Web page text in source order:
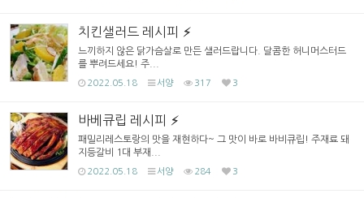
치킨샐러드 레시피
느끼하지 않은 닭가슴살로 만든 샐러드랍니다. 달콤한 허니머스터드
를 뿌려드세요! 주...
2022.05.18 서양 317 3
바베큐립 레시피
패밀리레스토랑의 맛을 재현하다~ 그 맛이 바로 바비큐립! 주재료 돼
지등갈비 1대 부재...
2022.05.18 서양 284 3